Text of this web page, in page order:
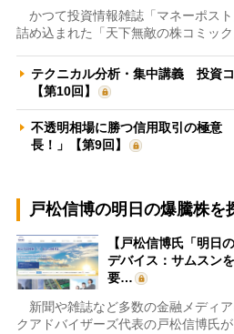
かつて投資情報雑誌「マネーポス
詰め込まれた「天下無敵の株コミッ
テクニカル分析・集中講義 投資コ
【第10回】
不透明相場に勝つ信用取引の極意
長！」【第9回】
戸松信博の明日の爆騰株を
【戸松信博氏「明日
デバイス：サムスン
要…
新聞や雑誌など多数の金融メディ
クアドバイザーズ代表の戸松信博氏